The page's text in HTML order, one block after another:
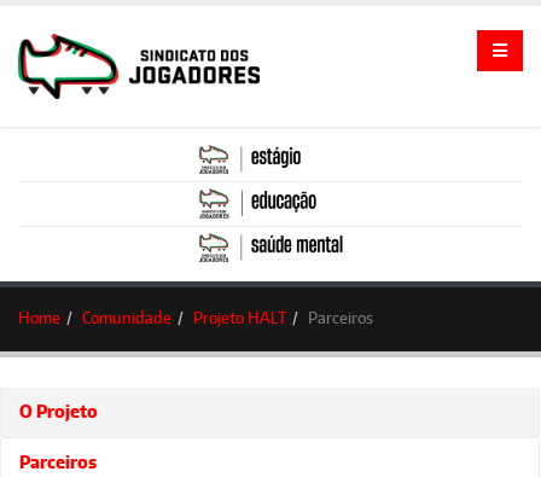
Home Comunidade Projeto HALT Parceiros
O Projeto
Parceiros